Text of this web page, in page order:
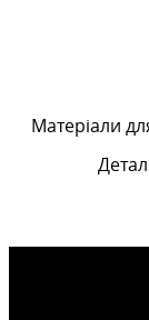
Матеріали